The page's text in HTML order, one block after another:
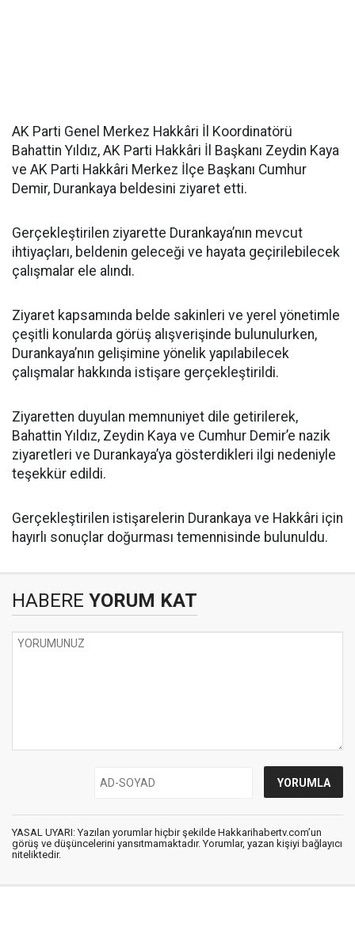
AK Parti Genel Merkez Hakkâri İl Koordinatörü
Bahattin Yıldız, AK Parti Hakkâri İl Başkanı Zeydin Kaya
ve AK Parti Hakkâri Merkez İlçe Başkanı Cumhur
Demir, Durankaya beldesini ziyaret etti.
Gerçekleştirilen ziyarette Durankaya’nın mevcut
ihtiyaçları, beldenin geleceği ve hayata geçirilebilecek
çalışmalar ele alındı.
Ziyaret kapsamında belde sakinleri ve yerel yönetimle
çeşitli konularda görüş alışverişinde bulunulurken,
Durankaya’nın gelişimine yönelik yapılabilecek
çalışmalar hakkında istişare gerçekleştirildi.
Ziyaretten duyulan memnuniyet dile getirilerek,
Bahattin Yıldız, Zeydin Kaya ve Cumhur Demir’e nazik
ziyaretleri ve Durankaya’ya gösterdikleri ilgi nedeniyle
teşekkür edildi.
Gerçekleştirilen istişarelerin Durankaya ve Hakkâri için
hayırlı sonuçlar doğurması temennisinde bulunuldu.
HABERE YORUM KAT
YASAL UYARI: Yazılan yorumlar hiçbir şekilde Hakkarihabertv.com’un
görüş ve düşüncelerini yansıtmamaktadır. Yorumlar, yazan kişiyi bağlayıcı
niteliktedir.